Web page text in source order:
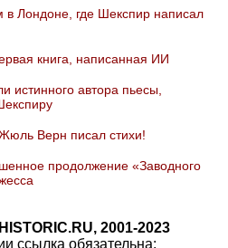
в Лондоне, где Шекспир написал
книга, написанная ИИ
истинного автора пьесы,
Верн писал стихи!
продолжение «Заводного
2001-2023
ссылка обязательна: